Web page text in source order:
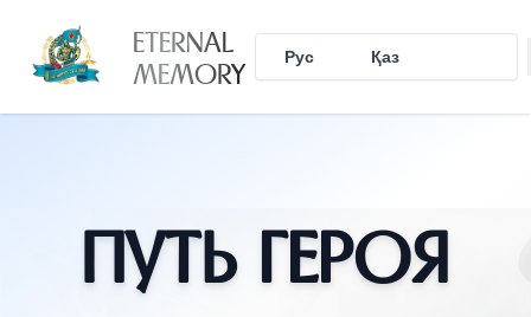
ETERNAL
MEMORY Рус Қаз
Путь Героя